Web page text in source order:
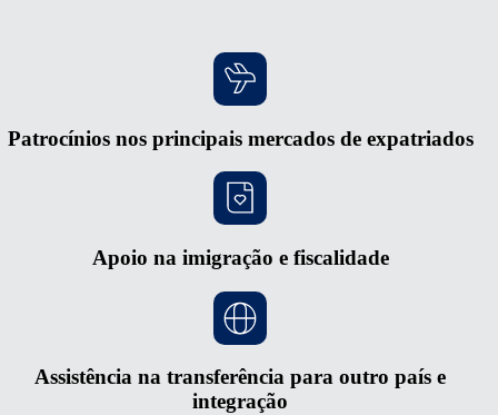
Patrocínios nos principais mercados de expatriados
Apoio na imigração e fiscalidade
Assistência na transferência para outro país e
integração